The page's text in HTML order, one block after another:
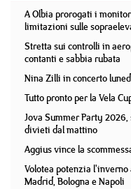
A Olbia prorogati i
limitazioni sulle
Stretta sui controlli in
contanti e sabbia rubata
Nina Zilli in concerto
Tutto pronto per la Vela
Jova Summer Party
divieti dal mattino
Aggius vince la
Volotea potenzia
Madrid, Bologna e Napoli